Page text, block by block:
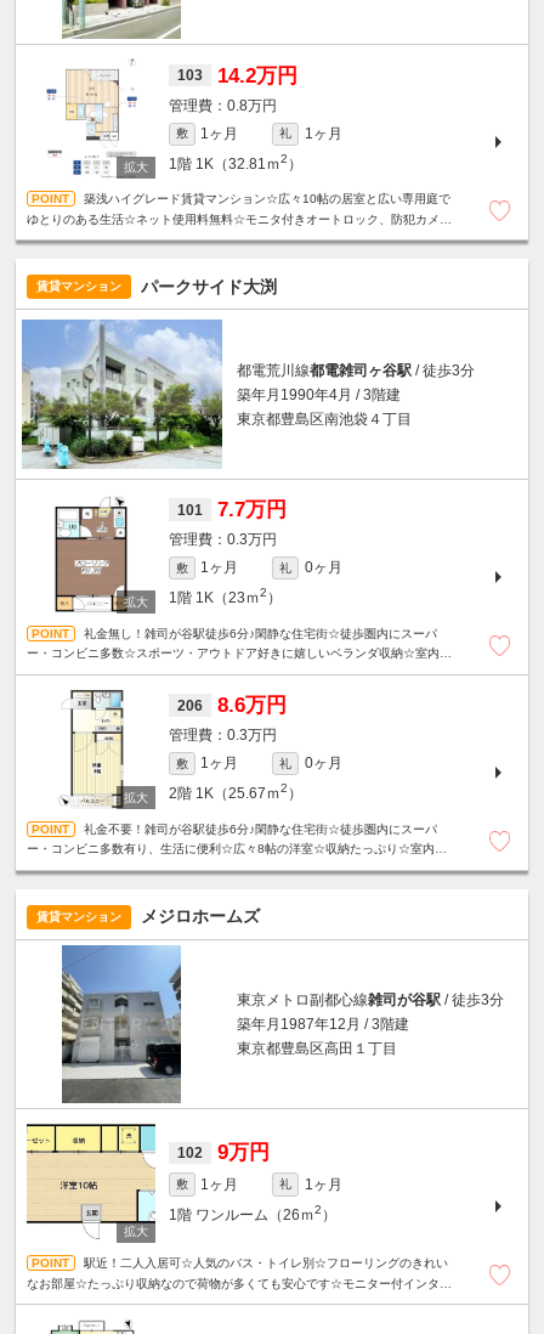
103 14.2万円
0.8万円
敷 1ヶ月 礼
1ヶ月
1階 1K（32.81ｍ2 ）
築浅ハイグレード賃貸マンション☆広々10帖の居室と広い専用庭で
ゆとりのある生活☆ネット使用料無料☆モニタ付きオートロック、防犯カメ
賃貸マンション パークサイド大渕
都電荒川線都電雑司ヶ谷駅 / 徒歩3分
築年月1990年4月 / 3階建
東京都豊島区南池袋４丁目
101 7.7万円
0.3万円
敷 1ヶ月 礼
0ヶ月
1階 1K（23ｍ2 ）
礼金無し！雑司が谷駅徒歩6分♪閑静な住宅街☆徒歩圏内にスーパ
ー・コンビニ多数☆スポーツ・アウトドア好きに嬉しいベランダ収納☆室内洗
206 8.6万円
0.3万円
敷 1ヶ月 礼
0ヶ月
2階 1K（25.67ｍ2 ）
礼金不要！雑司が谷駅徒歩6分♪閑静な住宅街☆徒歩圏内にスーパ
ー・コンビニ多数有り、生活に便利☆広々8帖の洋室☆収納たっぷり☆室内洗濯
賃貸マンション メジロホームズ
東京メトロ副都心線雑司が谷駅 / 徒歩3分
築年月1987年12月 / 3階建
東京都豊島区高田１丁目
102 9万円
敷 1ヶ月 礼
1ヶ月
1階 ワンルーム（26ｍ2 ）
駅近！二人入居可☆人気のバス・トイレ別☆フローリングのきれい
なお部屋☆たっぷり収納なので荷物が多くても安心です☆モニター付インター